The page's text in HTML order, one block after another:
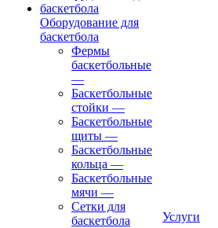
Оборудование для
баскетбола
Фермы
баскетбольные
—
Баскетбольные
стойки —
Баскетбольные
щиты —
Баскетбольные
кольца —
Баскетбольные
мячи —
Сетки для
баскетбола
Услуги